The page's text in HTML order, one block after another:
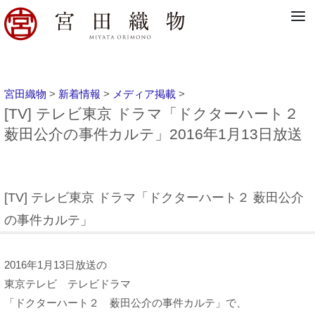
宮田織物 > 新着情報 > メディア掲載 >
[TV] テレビ東京 ドラマ「ドクターハート２
薮田公介の事件カルテ」2016年1月13日放送
[TV] テレビ東京 ドラマ「ドクターハート２ 薮田公介
の事件カルテ」
2016年1月13日放送の
東京テレビ テレビドラマ
「ドクターハート２ 薮田公介の事件カルテ」で、